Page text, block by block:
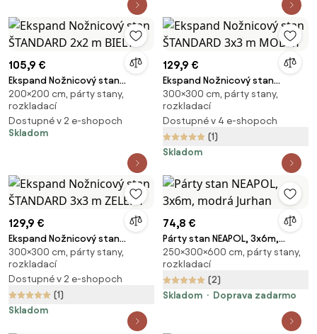
105,9 €
Ekspand Nožnicový stan
ŠTANDARD 2x2 m BIELY
200×200 cm, párty stany,
rozkladací
Dostupné v 2 e-shopoch
Skladom
129,9 €
Ekspand Nožnicový stan
ŠTANDARD 3x3 m MODRÝ
300×300 cm, párty stany,
rozkladací
Dostupné v 4 e-shopoch
(1)
Skladom
129,9 €
Ekspand Nožnicový stan
ŠTANDARD 3x3 m ZELENÝ
300×300 cm, párty stany,
rozkladací
Dostupné v 2 e-shopoch
(1)
Skladom
74,8 €
Párty stan NEAPOL, 3x6m,
modrá Jurhan
250×300×600 cm, párty stany,
rozkladací
(2)
Skladom
Doprava zadarmo